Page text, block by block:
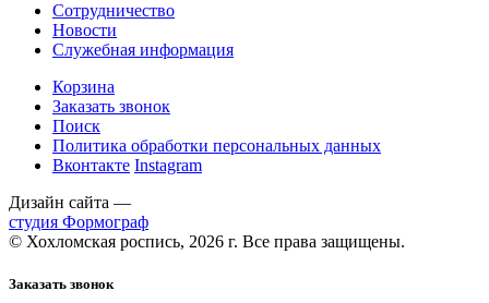
Сотрудничество
Новости
Служебная информация
Корзина
Заказать звонок
Поиск
Политика обработки персональных данных
Вконтакте Instagram
Дизайн сайта —
студия Формограф
© Хохломская роспись, 2026 г. Все права защищены.
Заказать звонок